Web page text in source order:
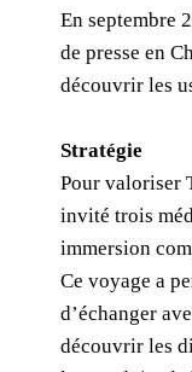
En septembre
de presse en
découvrir les
Stratégie
Pour valoriser
invité trois
immersion
Ce voyage a
d’échanger
découvrir les